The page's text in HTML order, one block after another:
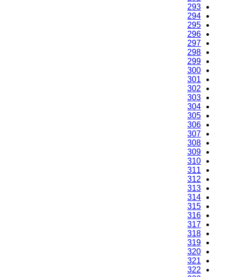
293
294
295
296
297
298
299
300
301
302
303
304
305
306
307
308
309
310
311
312
313
314
315
316
317
318
319
320
321
322